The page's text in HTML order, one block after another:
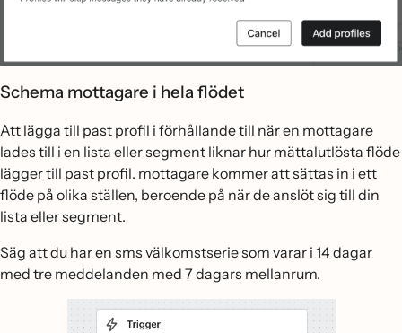
Schema mottagare i hela flödet
Att lägga till past profil i förhållande till när en mottagare
lades till i en lista eller segment liknar hur mättalutlösta flöde
lägger till past profil. mottagare kommer att sättas in i ett
flöde på olika ställen, beroende på när de anslöt sig till din
lista eller segment.
Säg att du har en sms välkomstserie som varar i 14 dagar
med tre meddelanden med 7 dagars mellanrum.